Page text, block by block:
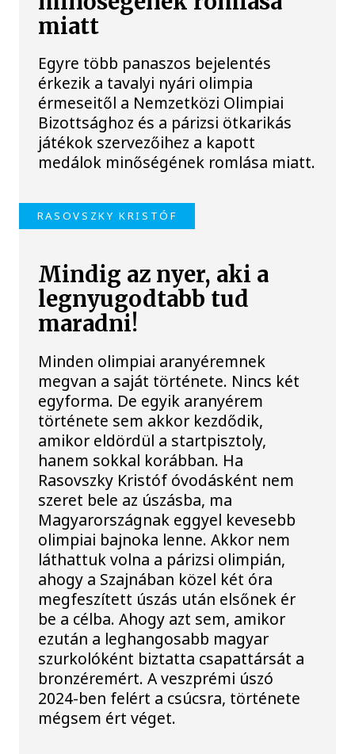
miatt
Egyre több panaszos bejelentés
érkezik a tavalyi nyári olimpia
érmeseitől a Nemzetközi Olimpiai
Bizottsághoz és a párizsi ötkarikás
játékok szervezőihez a kapott
medálok minőségének romlása miatt.
RASOVSZKY KRISTÓF
Mindig az nyer, aki a
legnyugodtabb tud
maradni!
Minden olimpiai aranyéremnek
megvan a saját története. Nincs két
egyforma. De egyik aranyérem
története sem akkor kezdődik,
amikor eldördül a startpisztoly,
hanem sokkal korábban. Ha
Rasovszky Kristóf óvodásként nem
szeret bele az úszásba, ma
Magyarországnak eggyel kevesebb
olimpiai bajnoka lenne. Akkor nem
láthattuk volna a párizsi olimpián,
ahogy a Szajnában közel két óra
megfeszített úszás után elsőnek ér
be a célba. Ahogy azt sem, amikor
ezután a leghangosabb magyar
szurkolóként biztatta csapattársát a
bronzéremért. A veszprémi úszó
2024-ben felért a csúcsra, története
mégsem ért véget.